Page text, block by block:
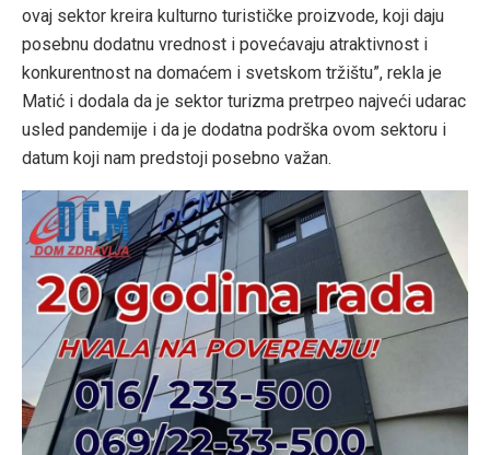
ovaj sektor kreira kulturno turističke proizvode, koji daju
posebnu dodatnu vrednost i povećavaju atraktivnost i
konkurentnost na domaćem i svetskom tržištu”, rekla je
Matić i dodala da je sektor turizma pretrpeo najveći udarac
usled pandemije i da je dodatna podrška ovom sektoru i
datum koji nam predstoji posebno važan.